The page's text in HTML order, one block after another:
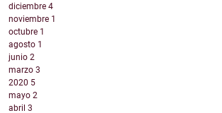
diciembre 4
noviembre 1
octubre 1
agosto 1
junio 2
marzo 3
2020 5
mayo 2
abril 3